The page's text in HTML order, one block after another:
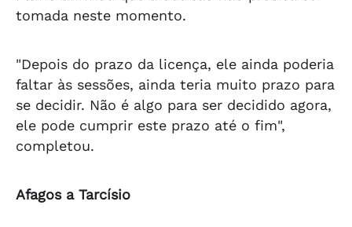
tomada neste momento.
"Depois do prazo da licença, ele ainda poderia
faltar às sessões, ainda teria muito prazo para
se decidir. Não é algo para ser decidido agora,
ele pode cumprir este prazo até o fim",
completou.
Afagos a Tarcísio